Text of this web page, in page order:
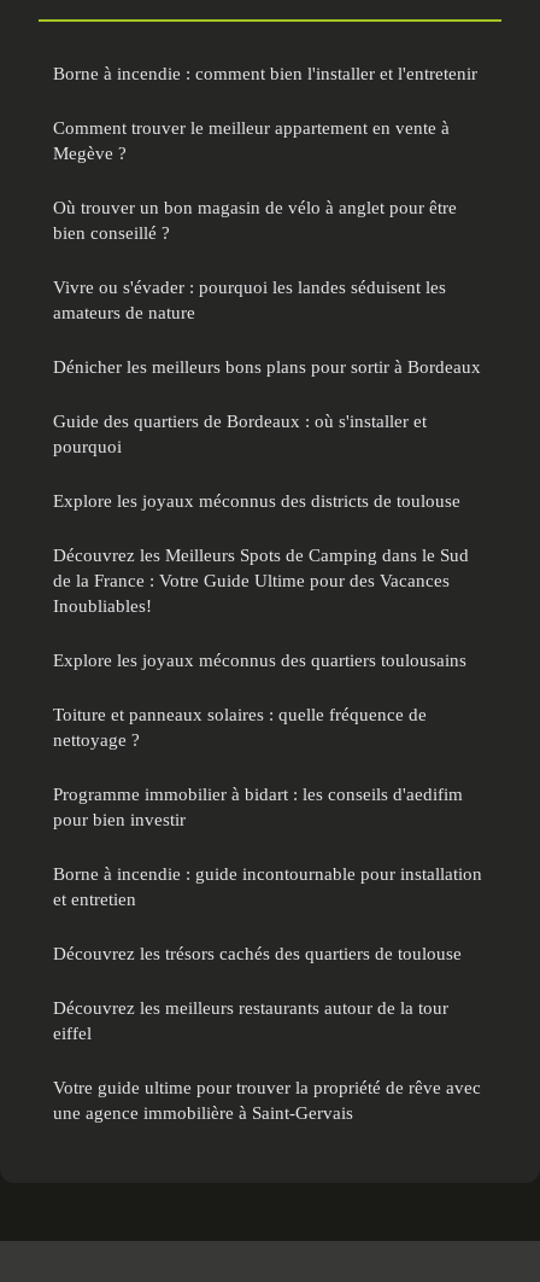
Borne à incendie : comment bien l'installer et l'entretenir
Comment trouver le meilleur appartement en vente à
Megève ?
Où trouver un bon magasin de vélo à anglet pour être
bien conseillé ?
Vivre ou s'évader : pourquoi les landes séduisent les
amateurs de nature
Dénicher les meilleurs bons plans pour sortir à Bordeaux
Guide des quartiers de Bordeaux : où s'installer et
pourquoi
Explore les joyaux méconnus des districts de toulouse
Découvrez les Meilleurs Spots de Camping dans le Sud
de la France : Votre Guide Ultime pour des Vacances
Inoubliables!
Explore les joyaux méconnus des quartiers toulousains
Toiture et panneaux solaires : quelle fréquence de
nettoyage ?
Programme immobilier à bidart : les conseils d'aedifim
pour bien investir
Borne à incendie : guide incontournable pour installation
et entretien
Découvrez les trésors cachés des quartiers de toulouse
Découvrez les meilleurs restaurants autour de la tour
eiffel
Votre guide ultime pour trouver la propriété de rêve avec
une agence immobilière à Saint-Gervais